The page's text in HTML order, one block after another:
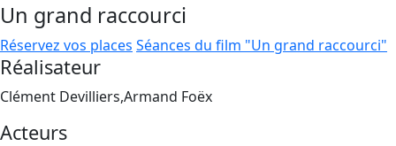
Un grand raccourci
Réservez vos places Séances du film "Un grand raccourci"
Réalisateur
Clément Devilliers,Armand Foëx
Acteurs